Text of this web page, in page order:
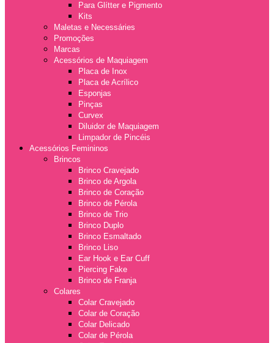
Para Glítter e Pigmento
Kits
Maletas e Necessáries
Promoções
Marcas
Acessórios de Maquiagem
Placa de Inox
Placa de Acrílico
Esponjas
Pinças
Curvex
Diluidor de Maquiagem
Limpador de Pincéis
Acessórios Femininos
Brincos
Brinco Cravejado
Brinco de Argola
Brinco de Coração
Brinco de Pérola
Brinco de Trio
Brinco Duplo
Brinco Esmaltado
Brinco Liso
Ear Hook e Ear Cuff
Piercing Fake
Brinco de Franja
Colares
Colar Cravejado
Colar de Coração
Colar Delicado
Colar de Pérola